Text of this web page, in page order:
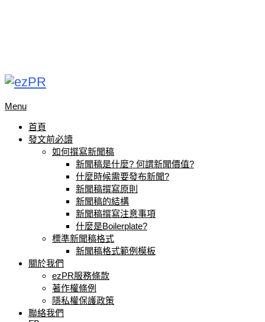
Menu
首頁
發文前必讀
如何撰寫新聞稿
新聞稿是什麼? 何謂新聞價值?
什麼時候需要發布新聞?
新聞稿撰寫原則
新聞稿的結構
新聞稿撰寫注意事項
什麼是Boilerplate?
標準新聞稿格式
新聞稿格式範例模板
關於我們
ezPR服務條款
著作權條例
隱私權保護政策
聯絡我們